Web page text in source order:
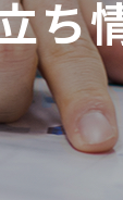
ち